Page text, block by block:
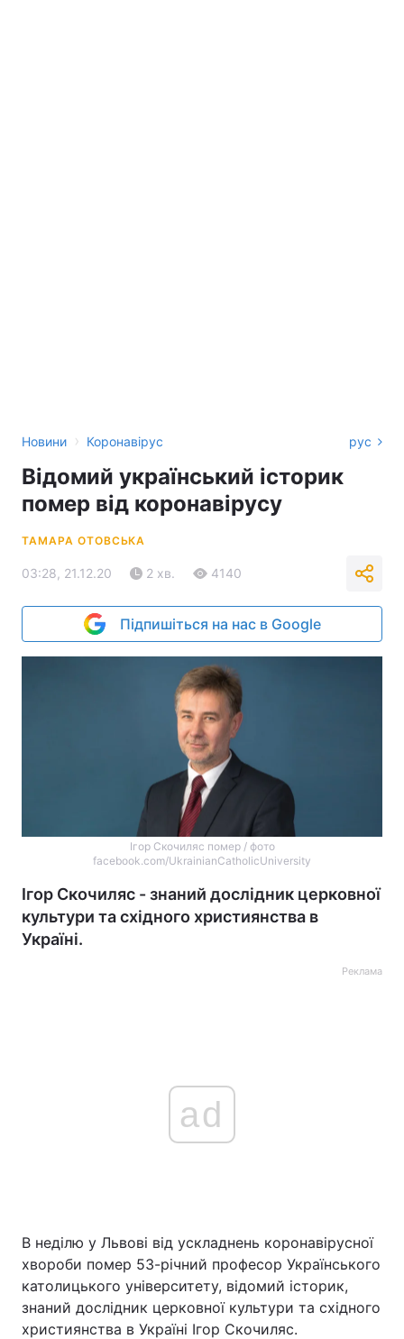
Новини › Коронавірус рус
Відомий український історик
помер від коронавірусу
ТАМАРА ОТОВСЬКА
03:28, 21.12.20 2 хв. 4140
Підпишіться на нас в Google
Ігор Скочиляс помер / фото
facebook.com/UkrainianCatholicUniversity
Ігор Скочиляс - знаний дослідник церковної
культури та східного християнства в
Україні.
Реклама
ad
В неділю у Львові від ускладнень коронавірусної
хвороби помер 53-річний професор Українського
католицького університету, відомий історик,
знаний дослідник церковної культури та східного
християнства в Україні Ігор Скочиляс.